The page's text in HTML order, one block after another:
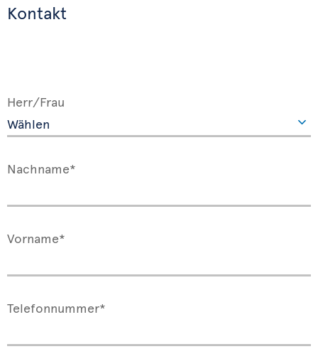
Kontakt
Herr/Frau
Nachname*
Vorname*
Telefonnummer*